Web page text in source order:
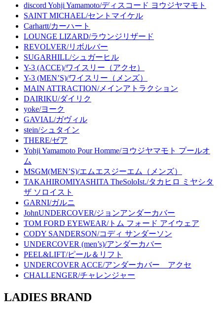
discord Yohji Yamamoto/ディスコード ヨウジヤマモト
SAINT MICHAEL/セントマイケル
Carhartt/カーハート
LOUNGE LIZARD/ラウンジリザード
REVOLVER/リボルバー
SUGARHILL/シュガーヒル
Y-3 (ACCE)/ワイスリー（アクセ）
Y-3 (MEN’S)/ワイスリー（メンズ）
MAIN ATTRACTION/メインアトラクション
DAIRIKU/ダイリク
yoke/ヨーク
GAVIAL/ガヴィル
stein/シュタイン
THERE/ゼア
Yohji Yamamoto Pour Homme/ヨウジヤマモト プールオ
ム
MSGM(MEN’S)/エムエスジーエム（メンズ）
TAKAHIROMIYASHITA TheSoloIst./タカヒロ ミヤシタ
ザ ソロイスト
GARNI/ガルニ
JohnUNDERCOVER/ジョンアンダーカバー
TOM FORD EYEWEAR/トム フォード アイウェア
CODY SANDERSON/コディ サンダーソン
UNDERCOVER (men’s)/アンダーカバー
PEEL&LIFT/ピール＆リフト
UNDERCOVER ACCE/アンダーカバー アクセ
CHALLENGER/チャレンジャー
LADIES BRAND